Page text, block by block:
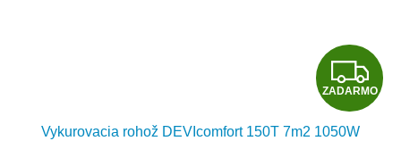
Z
A
ZADARMO
Vykurovacia rohož DEVIcomfort 150T 7m2 1050W